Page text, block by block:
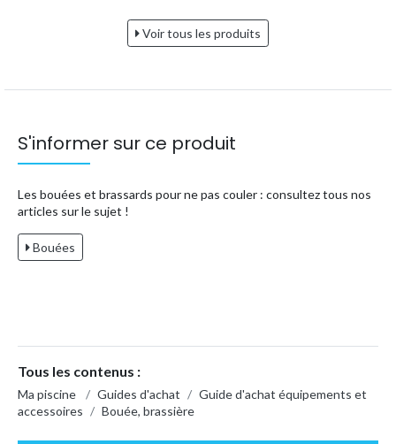
Voir tous les produits
S'informer sur ce produit
Les bouées et brassards pour ne pas couler : consultez tous nos
articles sur le sujet !
Bouées
Tous les contenus :
Ma piscine / Guides d'achat / Guide d'achat équipements et
accessoires / Bouée, brassière